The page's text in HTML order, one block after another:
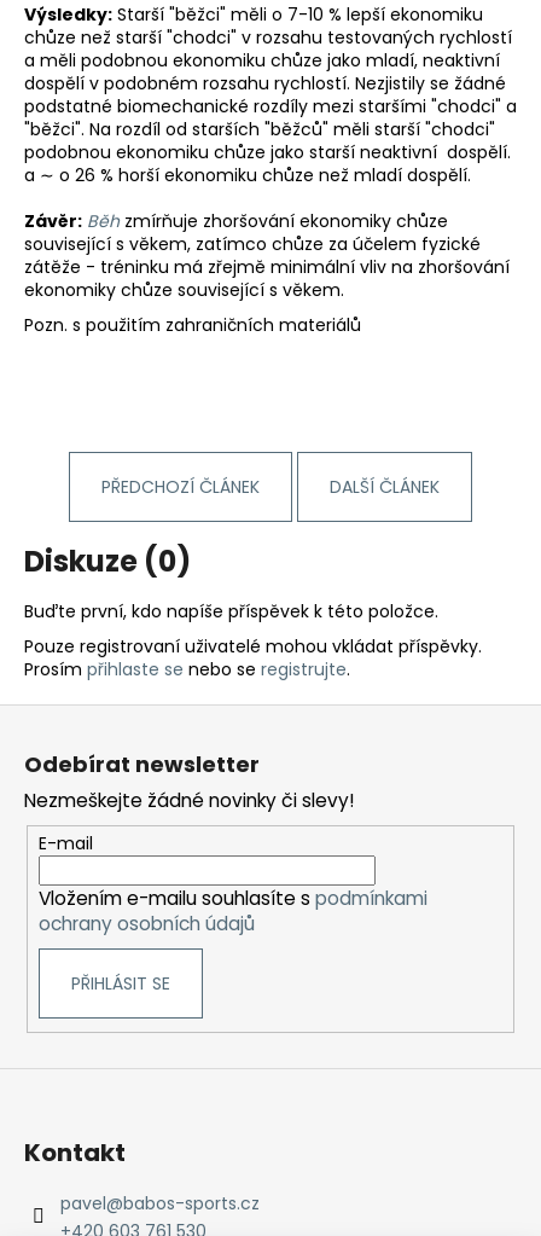
Výsledky: Starší "běžci" měli o 7-10 % lepší ekonomiku
chůze než starší "chodci" v rozsahu testovaných rychlostí
a měli podobnou ekonomiku chůze jako mladí, neaktivní
dospělí v podobném rozsahu rychlostí. Nezjistily se žádné
podstatné biomechanické rozdíly mezi staršími "chodci" a
"běžci". Na rozdíl od starších "běžců" měli starší "chodci"
podobnou ekonomiku chůze jako starší neaktivní dospělí.
a ∼ o 26 % horší ekonomiku chůze než mladí dospělí.
Závěr: Běhzmírňuje zhoršování ekonomiky chůze
související s věkem, zatímco chůze za účelem fyzické
zátěže - tréninku má zřejmě minimální vliv na zhoršování
ekonomiky chůze související s věkem.
Pozn. s použitím zahraničních materiálů
PŘEDCHOZÍ ČLÁNEK DALŠÍ ČLÁNEK
Diskuze (0)
Buďte první, kdo napíše příspěvek k této položce.
Pouze registrovaní uživatelé mohou vkládat příspěvky.
Prosím přihlaste se nebo se registrujte.
o
p
o
r
u
č
u
j
e
m
e
Původně:
3
000
Kč
Odebírat newsletter
Nezmeškejte žádné novinky či slevy!
E-mail
Vložením e-mailu souhlasíte s podmínkami
ochrany osobních údajů
PŘIHLÁSIT SE
Kontakt
pavel@babos-sports.cz
+420 603 761 530